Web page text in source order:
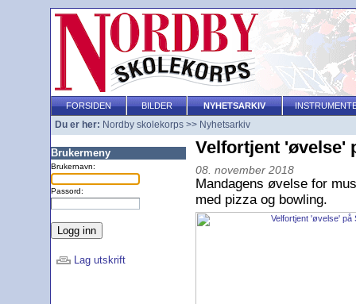
FORSIDEN BILDER NYHETSARKIV
Du er her: Nordby skolekorps >> Nyhetsarkiv
Brukermeny
Brukernavn:
Passord:
Lag utskrift
Velfortjent 'øvelse'
08. november 2018
Mandagens øvelse for
med pizza og bowling.